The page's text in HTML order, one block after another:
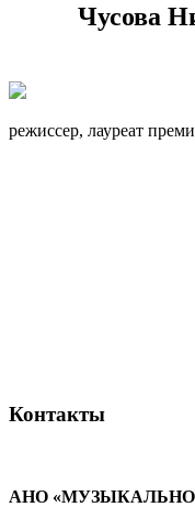
Чусова
режиссер, лауреат
Контакты
АНО